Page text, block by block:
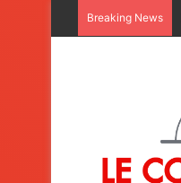
Breaking News